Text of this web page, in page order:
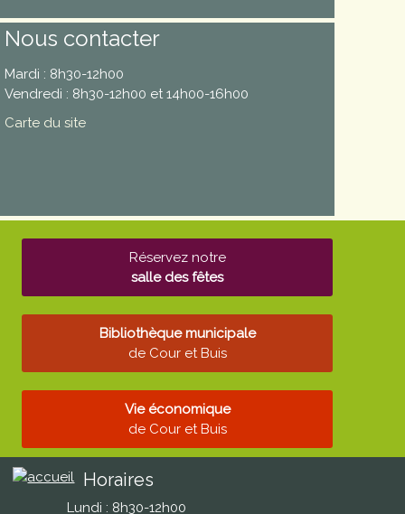
Nous contacter
Mardi : 8h30-12h00
Vendredi : 8h30-12h00 et 14h00-16h00
Carte du site
Réservez notre
salle des fêtes
Bibliothèque municipale
de Cour et Buis
Vie économique
de Cour et Buis
Horaires
Lundi : 8h30-12h00